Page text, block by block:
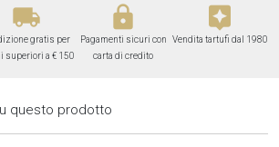
local_shipping
gratis per
superiori a € 150
lock
Pagamenti sicuri con
carta di credito
assistant
Vendita tartufi dal 1980
questo prodotto